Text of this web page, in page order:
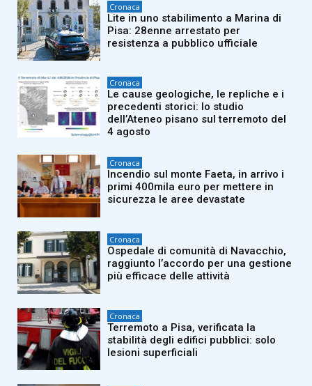
Cronaca
Lite in uno stabilimento a Marina di
Pisa: 28enne arrestato per
resistenza a pubblico ufficiale
Cronaca
Le cause geologiche, le repliche e i
precedenti storici: lo studio
dell’Ateneo pisano sul terremoto del
4 agosto
Cronaca
Incendio sul monte Faeta, in arrivo i
primi 400mila euro per mettere in
sicurezza le aree devastate
Cronaca
Ospedale di comunità di Navacchio,
raggiunto l’accordo per una gestione
più efficace delle attività
Cronaca
Terremoto a Pisa, verificata la
stabilità degli edifici pubblici: solo
lesioni superficiali